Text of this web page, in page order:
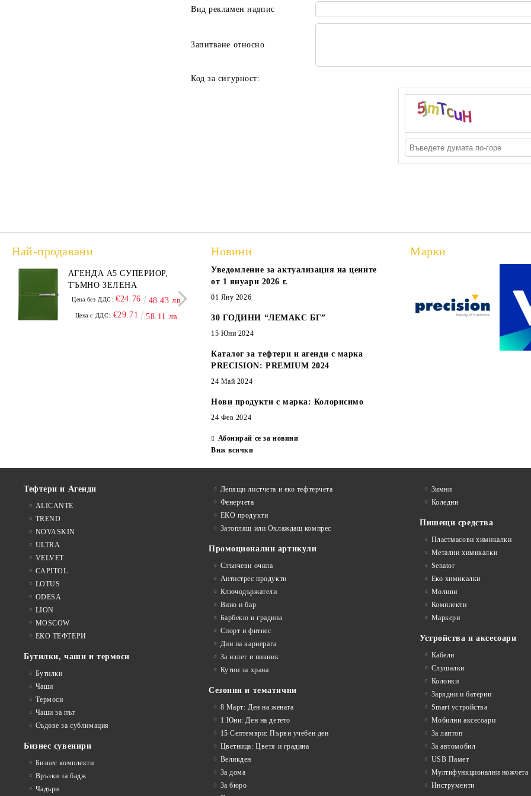
Вид рекламен надпис
Запитване относно
Код за сигурност:
Най-продавани
АГЕНДА А5 СУПЕРИОР,
ТЪМНО ЗЕЛЕНА
Цена без ДДС: €24.76 48.43 лв.
Цена с ДДС: €29.71 58.11 лв.
АГЕНДА С МЕХАНИЗЪМ
А5, ТЪМНО СИНЯ
Цена без ДДС:
Цена с ДДС: €27.19 53.18 лв.
Цена без ДДС: €18.60 36.38
Цена с ДДС: €22.32 43.65
Новини
Уведомление за актуализация на цените
от 1 януари 2026 г.
01 Яну 2026
30 ГОДИНИ “ЛЕМАКС БГ”
15 Юни 2024
Каталог за тефтери и агенди с марка
PRECISION: PREMIUM 2024
24 Май 2024
Нови продукти с марка: Колорисимо
24 Фев 2024
Абонирай се за новини
Виж всички
Марки
Тефтери и Агенди
ALICANTE
TREND
NOVASKIN
ULTRA
VELVET
CAPITOL
LOTUS
ODESA
LION
MOSCOW
ЕКО ТЕФТЕРИ
Бутилки, чаши и термоси
Бутилки
Чаши
Термоси
Чаши за път
Съдове за сублимация
Бизнес сувенири
Бизнес комплекти
Връзки за бадж
Чадъри
Лепящи листчета и еко тефтeрчета
Фенерчета
ЕКО продукти
Затоплящ или Охлаждащ компрес
Промоционални артикули
Слънчеви очила
Антистрес продукти
Ключодържатели
Вино и бар
Барбекю и градина
Спорт и фитнес
Дни на кариерата
За излет и пикник
Кутии за храна
Сезонни и тематични
8 Март: Ден на жената
1 Юни: Ден на детето
15 Септември: Първи учебен ден
Цветница: Цветя и градина
Великден
За дома
За бюро
Зимни
Коледни
Пишещи средства
Пластмасови химикалки
Метални химикалки
Senator
Еко химикалки
Моливи
Комплекти
Маркери
Устройства и аксесоари
Кабели
Слушалки
Колонки
Зарядни и батерии
Smart устройства
Мобилни аксесоари
За лаптоп
За автомобил
USB Памет
Мултифункционални ножчета
Инструменти